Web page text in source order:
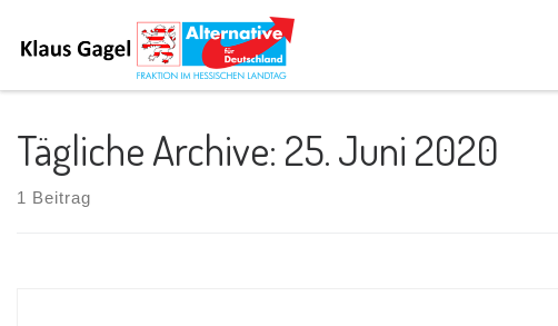
Tägliche Archive: 25. Juni 2020
1 Beitrag